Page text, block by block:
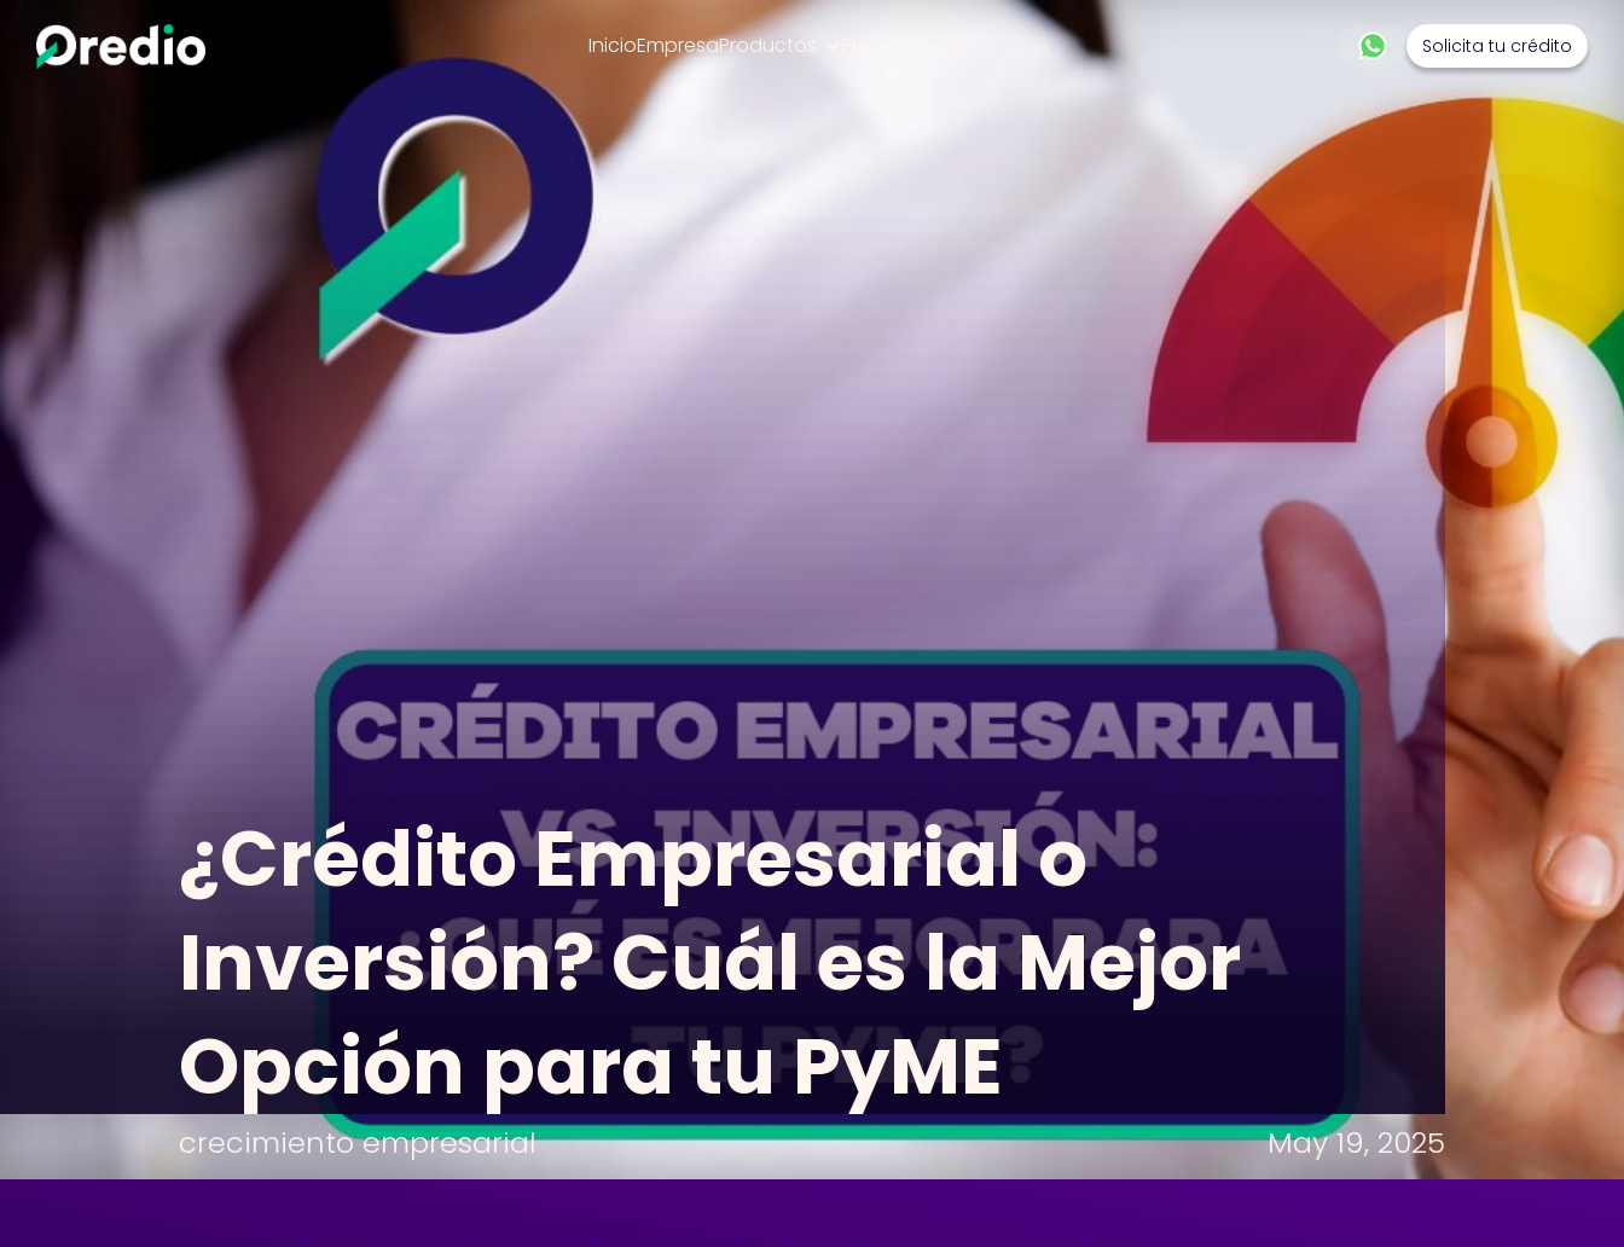
InicioEmpresaProductos Solicita tu crédito
¿Crédito Empresarial o
Inversión? Cuál es la Mejor
Opción para tu PyME
crecimiento empresarial May 19, 2025